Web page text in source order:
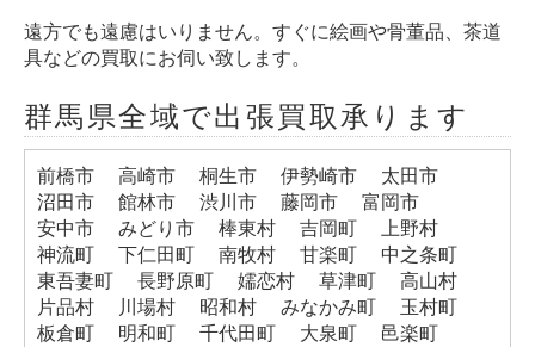
遠方でも遠慮はいりません。すぐに絵画や骨董品、茶道
具などの買取にお伺い致します。
群馬県全域で出張買取承ります
前橋市 高崎市 桐生市 伊勢崎市
太田市
沼田市
館林市 渋川市 藤岡市
富岡市
安中市
みどり市 棒東村 吉岡町
上野村
神流町
下仁田町 南牧村 甘楽町
中之条町
東吾妻町
長野原町 嬬恋村 草津町
高山村
片品村
川場村 昭和村 みなかみ町
玉村町
板倉町
明和町 千代田町 大泉町 邑楽町